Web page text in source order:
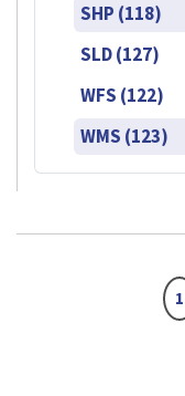
SHP (118)
SLD (127)
WFS (122)
WMS (123)
1